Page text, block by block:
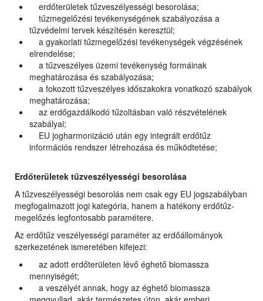
erdőterületek tűzveszélyességi besorolása;
tűzmegelőzési tevékenységének szabályozása a
tűzvédelmi tervek készítésén keresztül;
a gyakorlati tűzmegelőzési tevékenységek végzésének
elrendelése;
a tűzveszélyes üzemi tevékenység formáinak
meghatározása és szabályozása;
a fokozott tűzveszélyes időszakokra vonatkozó szabályok
meghatározása;
az erdőgazdálkodó tűzoltásban való részvételének
szabályai;
EU jogharmonizáció után egy integrált erdőtűz
információs rendszer létrehozása és működtetése;
Erdőterületek tűzveszélyességi besorolása
A tűzveszélyességi besorolás nem csak egy EU jogszabályban
megfogalmazott jogi kategória, hanem a hatékony erdőtűz-
megelőzés legfontosabb paramétere.
Az erdőtűz veszélyességi paraméter az erdőállományok
szerkezetének ismeretében kifejezi:
az adott erdőterületen lévő éghető biomassza
mennyiségét;
a veszélyét annak, hogy az éghető biomassza